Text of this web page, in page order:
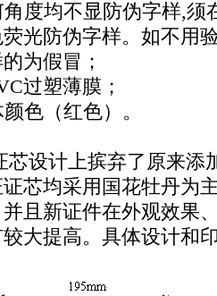
度均不显防伪字样,须
光防伪字样。如不用
为假冒；
过塑薄膜；
色（红色）。
芯设计上摈弃了原来添
芯均采用国花牡丹为
且新证件在外观效果
大提高。具体设计和